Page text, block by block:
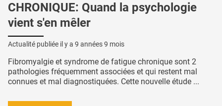
CHRONIQUE: Quand la psychologie
vient s'en mêler
Actualité publiée il y a 9 années 9 mois
Fibromyalgie et syndrome de fatigue chronique sont 2
pathologies fréquemment associées et qui restent mal
connues et mal diagnostiquées. Cette nouvelle étude ...